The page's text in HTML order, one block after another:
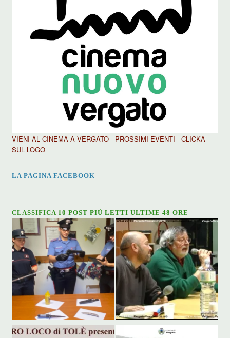
VIENI AL CINEMA A VERGATO - PROSSIMI EVENTI - CLICKA
SUL LOGO
LA PAGINA FACEBOOK
CLASSIFICA 10 POST PIÙ LETTI ULTIME 48 ORE